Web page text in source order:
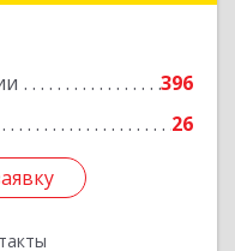
396
26
Подробнее